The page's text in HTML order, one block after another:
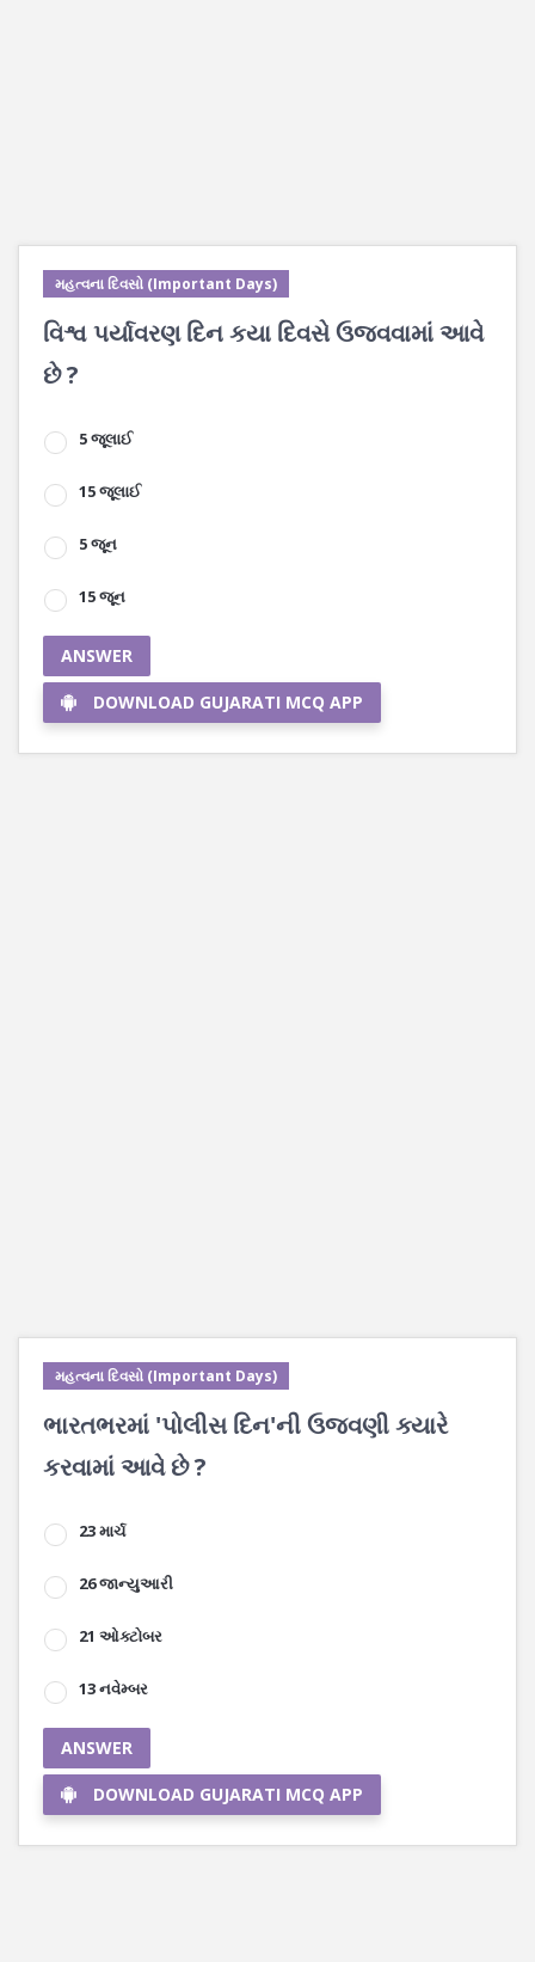
મહત્વના દિવસો (Important Days)
વિશ્વ પર્યાવરણ દિન કયા દિવસે ઉજવવામાં આવે
છે ?
5 જૂલાઈ
15 જૂલાઈ
5 જૂન
15 જૂન
ANSWER
DOWNLOAD GUJARATI MCQ APP
મહત્વના દિવસો (Important Days)
ભારતભરમાં 'પોલીસ દિન'ની ઉજવણી ક્યારે
કરવામાં આવે છે ?
23 માર્ચ
26 જાન્યુઆરી
21 ઓક્ટોબર
13 નવેમ્બર
ANSWER
DOWNLOAD GUJARATI MCQ APP